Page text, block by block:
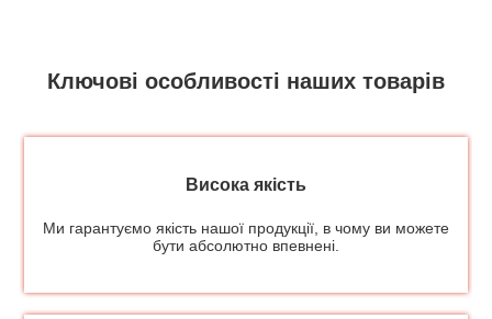
Ключові особливості наших товарів
Висока якість
Ми гарантуємо якість нашої продукції, в чому ви можете
бути абсолютно впевнені.